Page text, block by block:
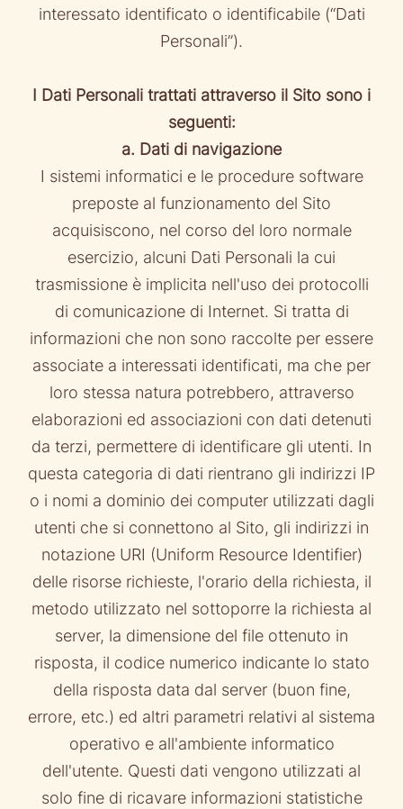
interessato identificato o identificabile (“Dati
Personali”).
I Dati Personali trattati attraverso il Sito sono i
seguenti:
a. Dati di navigazione
I sistemi informatici e le procedure software
preposte al funzionamento del Sito
acquisiscono, nel corso del loro normale
esercizio, alcuni Dati Personali la cui
trasmissione è implicita nell'uso dei protocolli
di comunicazione di Internet. Si tratta di
informazioni che non sono raccolte per essere
associate a interessati identificati, ma che per
loro stessa natura potrebbero, attraverso
elaborazioni ed associazioni con dati detenuti
da terzi, permettere di identificare gli utenti. In
questa categoria di dati rientrano gli indirizzi IP
o i nomi a dominio dei computer utilizzati dagli
utenti che si connettono al Sito, gli indirizzi in
notazione URI (Uniform Resource Identifier)
delle risorse richieste, l'orario della richiesta, il
metodo utilizzato nel sottoporre la richiesta al
server, la dimensione del file ottenuto in
risposta, il codice numerico indicante lo stato
della risposta data dal server (buon fine,
errore, etc.) ed altri parametri relativi al sistema
operativo e all'ambiente informatico
dell'utente. Questi dati vengono utilizzati al
solo fine di ricavare informazioni statistiche